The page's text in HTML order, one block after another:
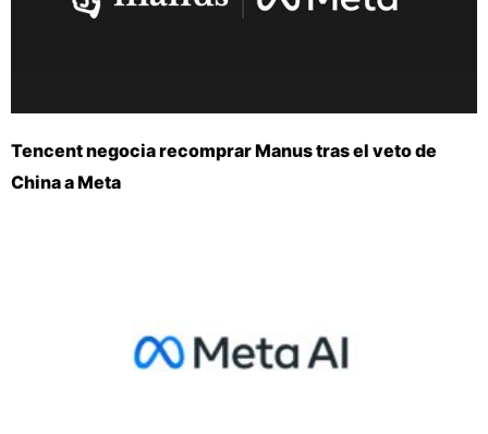
Tencent negocia recomprar Manus tras el veto de
China a Meta